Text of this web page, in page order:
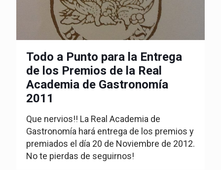
Todo a Punto para la Entrega
de los Premios de la Real
Academia de Gastronomía
2011
Que nervios!! La Real Academia de
Gastronomía hará entrega de los premios y
premiados el día 20 de Noviembre de 2012.
No te pierdas de seguirnos!